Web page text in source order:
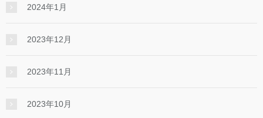
2024年1月
2023年12月
2023年11月
2023年10月